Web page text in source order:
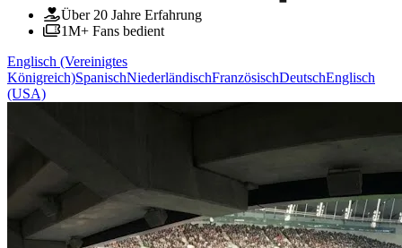
Über 20 Jahre Erfahrung
1M+ Fans bedient
Englisch (Vereinigtes
Königreich)SpanischNiederländischFranzösischDeutschEnglisch
(USA)